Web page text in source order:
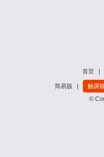
首页
简易版 触屏
©